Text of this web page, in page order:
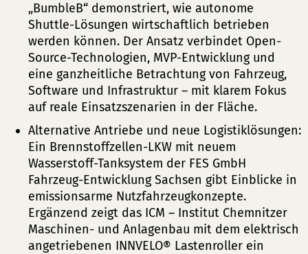
„BumbleB“ demonstriert, wie autonome
Shuttle-Lösungen wirtschaftlich betrieben
werden können. Der Ansatz verbindet Open-
Source-Technologien, MVP-Entwicklung und
eine ganzheitliche Betrachtung von Fahrzeug,
Software und Infrastruktur – mit klarem Fokus
auf reale Einsatzszenarien in der Fläche.
Alternative Antriebe und neue Logistiklösungen:
Ein Brennstoffzellen-LKW mit neuem
Wasserstoff-Tanksystem der FES GmbH
Fahrzeug-Entwicklung Sachsen gibt Einblicke in
emissionsarme Nutzfahrzeugkonzepte.
Ergänzend zeigt das ICM – Institut Chemnitzer
Maschinen- und Anlagenbau mit dem elektrisch
angetriebenen INNVELO® Lastenroller ein